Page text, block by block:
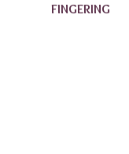
FINGERING